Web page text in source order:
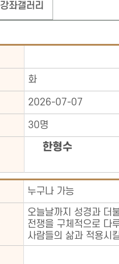
강좌갤러리
화
2026-07-07
30명
한형수
누구나 가능
오늘날까지 성경과 더
전쟁을 구체적으로 다
사람들의 삶과 적용시